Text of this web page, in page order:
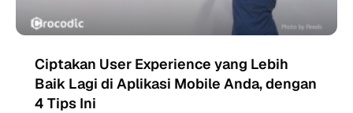
Ciptakan User Experience yang Lebih
Baik Lagi di Aplikasi Mobile Anda, dengan
4 Tips Ini